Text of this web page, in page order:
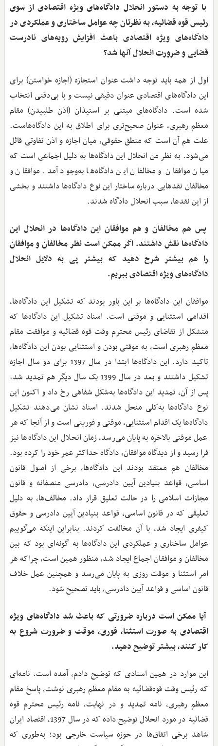
با توجه به دستور انحلال دادگاه‌های ویژه اقتصادی از سوی
رئیس قوه قضائیه، به نظرتان چه عوامل ساختاری و عملکردی در
دادگاه‌های ویژه اقتصادی باعث افزایش رویه‌های نادرست
قضایی و ضرورت انحلال آنها شد؟
اول از همه باید توجه داشت عنوان استجازه (اجازه خواستن) برای
این دادگاه‌های اقتصادی عنوان دقیقی نیست و با بی‌دقتی انتخاب
شده است. دادگاه‌های مبتنی بر استیذان (اذن طلبیدن) مقام
معظم رهبری، عنوان صحیح‌تری برای اطلاق به این دادگاه‌هاست.
علت هم آن است که منطق حقوقی، میان اجازه و اذن تفاوتی قائل
می‌شود. به نظر من انحلال این دادگاه‌ها به دلیل اجماعی است که
میان موافقان و مخالفان این دادگاه‌ها به‌وجود آمد. موافقان و
مخالفان نقدهایی درباره ساختار این نوع دادگاه‌ها داشتند و بخشی
از این نقدها، سبب انحلال دادگاه شدند.
پس هم مخالفان و هم موافقان این دادگاه‌ها در انحلال این
دادگاه‌ها نقش داشتند. اگر ممکن است ‌نظر مخالفان و موافقان
را هم بیشتر شرح دهید که بیشتر پی به دلایل انحلال
دادگاه‌های ویژه اقتصادی ببریم.
موافقان این دادگاه‌ها بر این باور بودند که تشکیل این دادگاه‌ها،
اقدامی استثنایی و موقتی است. اسناد تشکیل این دادگاه‌ها که
متشکل از تقاضای رئیس ‌محترم وقت قوه قضائیه و موافقت مقام
معظم رهبری است، به موقتی بودن و استثنایی بودن این دادگاه‌ها،
تاکید دارد. این دادگاه‌ها ابتدا در سال 1397 برای دو سال اجازه
تشکیل داشتند و بعد در سال 1399 یک سال دیگر هم تمدید شد.
پس از آن، تمدید این دادگاه‌ها به‌شکل شفاهی رخ داد و اکنون این
نوع دادگاه‌ها به‌کلی منحل شدند. اسناد نشان می‌دهند تشکیل
دادگاه‌ها یک اقدام استثنایی، موقتی و فوریتی است و از آنجا که هر
عمل موقتی بالاخره به پایان می‌رسد، زمان انحلال این دادگاه‌ها نیز
فرا رسید و از دیدگاه موافقان، دادگاه حداکثر عمر خود را کرده بود.
مخالفان هم معتقد بودند این دادگاه‌ها، برخی از اصول قانون
اساسی، قواعد بنیادین آیین دادرسی، دادرسی منصفانه و قانون
مجازات اسلامی را در حالت تعلیق قرار داد. مخالف‌ها، به دلیل
تعلیقی که در قانون اساسی، قواعد بنیادین آیین دادرسی و حقوق
کیفری ایجاد شد، با آن مخالفت کردند. بنابراین اینکه می‌گوییم
عوامل ساختاری و عملکردی این دادگاه‌ها به گونه‌ای بود که بین
مخالفان و موافقان اجماع ایجاد شد، منظور همین است، چراکه هر
امر استثنا و موقت روزی به پایان می‌رسد و همچنین عمل خلاف
قانون اساسی و قواعد آیین دادرسی، باید تصحیح شود.
آیا ممکن است درباره ضرورتی که باعث شد دادگاه‌های ویژه
اقتصادی به صورت استثنا، فوری، موقت و ضرورت شروع به
کار کنند، بیشتر توضیح دهید.
این موارد در همین اسنادی که توضیح دادم، آمده است. نامه‌ای
که رئیس وقت قوه‌قضائیه به مقام معظم رهبری نوشت، پاسخ مقام
معظم رهبری، نامه تمدید و در نهایت، نامه رئیس محترم قوه
قضائیه در مورد انحلال توضیح داده که در سال 1397، اقتصاد ایران
شاهد برخی اتفاق‌ها در حوزه سیاست خارجی بود؛ به‌طوری که